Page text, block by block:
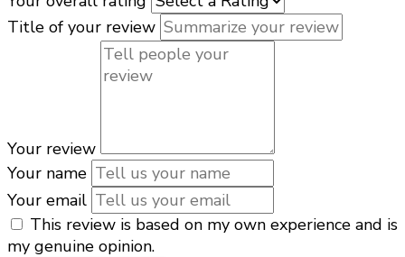
Title of your review
Your review
Your name
Your email
This review is based on my own experience and is
my genuine opinion.